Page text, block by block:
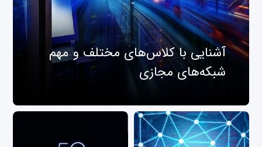
آشنایی با کلاس‌های مختلف و مهم
شبکه‌های مجازی